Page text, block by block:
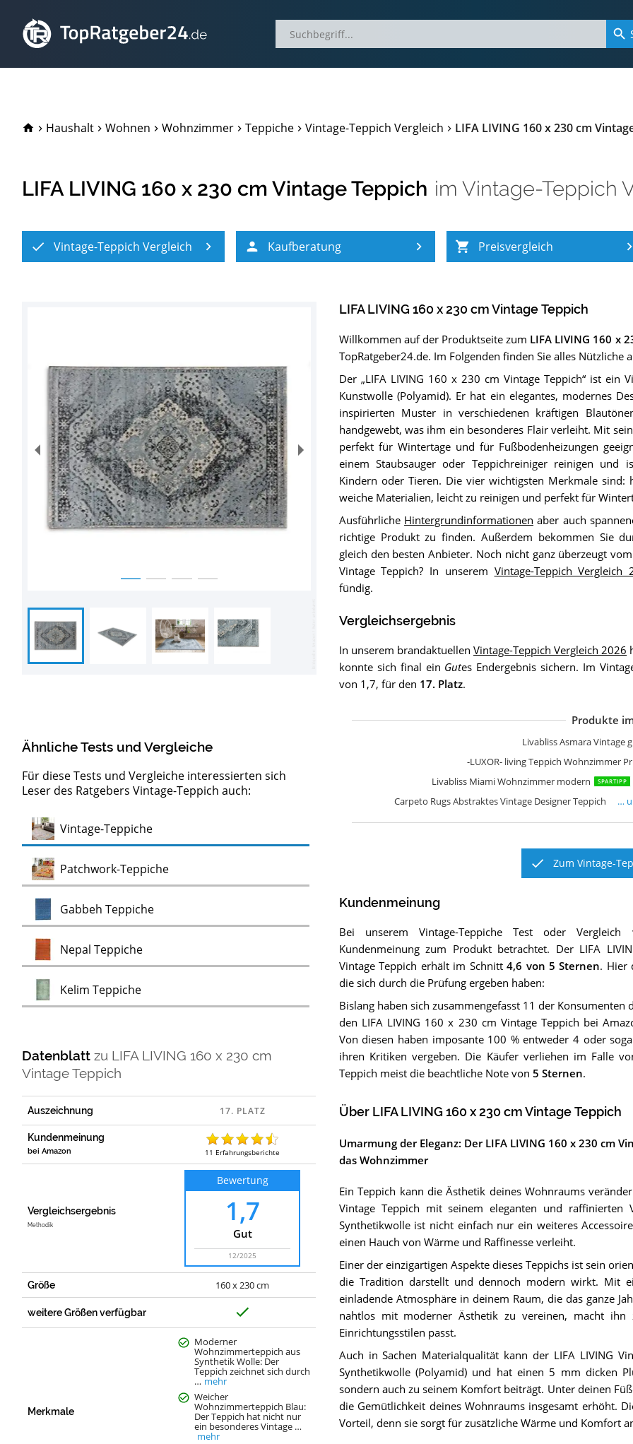
TopRatgeber24.de
Haushalt Wohnen Wohnzimmer Teppiche Vintage-Teppich Vergleich LIFA LIVING 160 x 230 cm
LIFA LIVING 160 x 230 cm Vintage Teppich im Vintage-Teppich
Vintage-Teppich Vergleich Kaufberatung Preisvergleich
Ähnliche Tests und Vergleiche
Für diese Tests und Vergleiche interessierten sich
Leser des Ratgebers Vintage-Teppich auch:
Vintage-TeppicheTest
Patchwork-TeppicheTest
Gabbeh TeppicheTest
Nepal TeppicheTest
Kelim TeppicheTest
Datenblattzu LIFA LIVING 160 x 230 cm
Vintage Teppich
Auszeichnung
Kundenmeinung
bei Amazon 11 Erfahrungsberichte
Vergleichsergebnis
Methodik
Bewertung
1,7
Gut
12/2025
Größe 160 x 230 cm
weitere Größen verfügbar
Merkmale
Moderner
Wohnzimmerteppich aus
Synthetik Wolle: Der
Teppich zeichnet sich durch
… mehr
Weicher
Wohnzimmerteppich Blau:
Der Teppich hat nicht nur
ein besonderes Vintage …
mehr
LIFA LIVING 160 x 230 cm Vintage Teppich
Willkommen auf der Produktseite zum LIFA LIVING 160 x
TopRatgeber24.de. Im Folgenden finden Sie alles Nützliche
Der „LIFA LIVING 160 x 230 cm Vintage Teppich“ ist ein
Kunstwolle (Polyamid). Er hat ein elegantes, modernes
inspirierten Muster in verschiedenen kräftigen
handgewebt, was ihm ein besonderes Flair verleiht. Mit
perfekt für Wintertage und für Fußbodenheizungen
einem Staubsauger oder Teppichreiniger reinigen und
Kindern oder Tieren. Die vier wichtigsten Merkmale sind:
weiche Materialien, leicht zu reinigen und perfekt für
Ausführliche Hintergrundinformationen aber auch
richtige Produkt zu finden. Außerdem bekommen Sie
gleich den besten Anbieter. Noch nicht ganz überzeugt
Vintage Teppich? In unserem Vintage-Teppich Vergleich
fündig.
Vergleichsergebnis
In unserem brandaktuellen Vintage-Teppich Vergleich 2026
konnte sich final ein Gutes Endergebnis sichern. Im
von 1,7, für den 17. Platz.
Produkte
Livabliss Asmara Vintage
-LUXOR- living Teppich Wohnzimmer
Livabliss Miami Wohnzimmer modern SPARTIPP
Carpeto Rugs Abstraktes Vintage Designer Teppich
-
…
Zum Vintage-
Kundenmeinung
Bei unserem Vintage-Teppiche Test oder Vergleich
Kundenmeinung zum Produkt betrachtet. Der LIFA
Vintage Teppich erhält im Schnitt4,6 von 5 Sternen. Hier
die sich durch die Prüfung ergeben haben:
Bislang haben sich zusammengefasst 11 der Konsumenten
den LIFA LIVING 160 x 230 cm Vintage Teppich bei
Von diesen haben imposante 100 % entweder 4 oder
ihren Kritiken vergeben. Die Käufer verliehen im Falle
Teppich meist die beachtliche Note von 5 Sternen.
Über LIFA LIVING 160 x 230 cm Vintage Teppich
Umarmung der Eleganz: Der LIFA LIVING 160 x 230 cm
das Wohnzimmer
Ein Teppich kann die Ästhetik deines Wohnraums
Vintage Teppich mit seinem eleganten und raffinierten
Synthetikwolle ist nicht einfach nur ein weiteres
einen Hauch von Wärme und Raffinesse verleiht.
Einer der einzigartigen Aspekte dieses Teppichs ist sein
die Tradition darstellt und dennoch modern wirkt. Mit
einladende Atmosphäre in deinem Raum, die das ganze
nahtlos mit moderner Ästhetik zu vereinen, macht
Einrichtungsstilen passt.
Auch in Sachen Materialqualität kann der LIFA LIVING
Synthetikwolle (Polyamid) und hat einen 5 mm dicken
sondern auch zu seinem Komfort beiträgt. Unter deinen
die Gemütlichkeit deines Wohnraums insgesamt erhöht.
Vorteil, denn sie sorgt für zusätzliche Wärme und Komfort